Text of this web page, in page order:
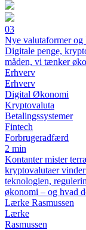
03
Nye valutaformer og
Digitale penge,
måden, vi tænker
Erhverv
Erhverv
Digital Økonomi
Kryptovaluta
Betalingssystemer
Fintech
Forbrugeradfærd
2 min
Kontanter mister
kryptovalutaer
teknologien,
økonomi – og hvad
Lærke Rasmussen
Lærke
Rasmussen